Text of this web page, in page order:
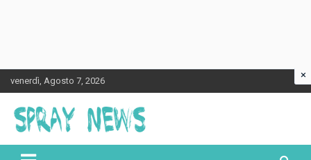
to
content
venerdì, Agosto 7, 2026
Spraynews.it
×